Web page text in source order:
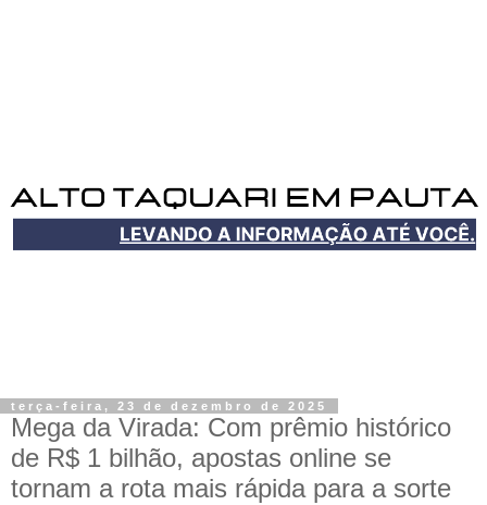
terça-feira, 23 de dezembro de 2025
Mega da Virada: Com prêmio histórico
de R$ 1 bilhão, apostas online se
tornam a rota mais rápida para a sorte